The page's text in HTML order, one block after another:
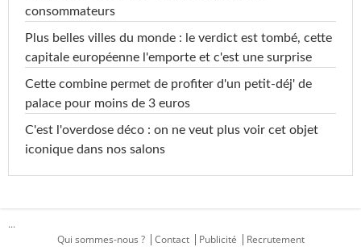
consommateurs
Plus belles villes du monde : le verdict est tombé, cette
capitale européenne l'emporte et c'est une surprise
Cette combine permet de profiter d'un petit-déj' de
palace pour moins de 3 euros
C'est l'overdose déco : on ne veut plus voir cet objet
iconique dans nos salons
...
Qui sommes-nous ?
Contact Publicité Recrutement